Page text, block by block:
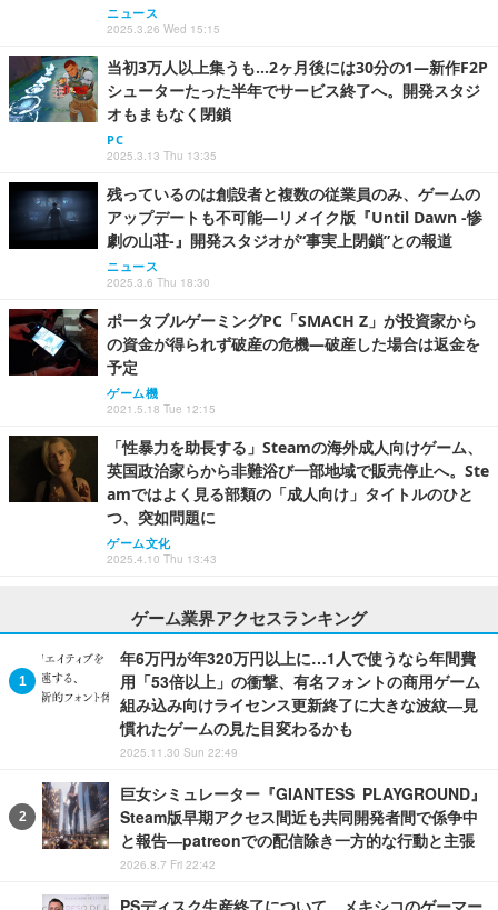
ニュース
2025.3.26 Wed 15:15
当初3万人以上集うも…2ヶ月後には30分の1―新作F2P
シューターたった半年でサービス終了へ。開発スタジ
オもまもなく閉鎖
PC
2025.3.13 Thu 13:35
残っているのは創設者と複数の従業員のみ、ゲームの
アップデートも不可能―リメイク版『Until Dawn -惨
劇の山荘-』開発スタジオが“事実上閉鎖”との報道
ニュース
2025.3.6 Thu 18:30
ポータブルゲーミングPC「SMACH Z」が投資家から
の資金が得られず破産の危機―破産した場合は返金を
予定
ゲーム機
2021.5.18 Tue 12:15
「性暴力を助長する」Steamの海外成人向けゲーム、
英国政治家らから非難浴び一部地域で販売停止へ。Ste
amではよく見る部類の「成人向け」タイトルのひと
つ、突如問題に
ゲーム文化
2025.4.10 Thu 13:43
ゲーム業界アクセスランキング
年6万円が年320万円以上に…1人で使うなら年間費
用「53倍以上」の衝撃、有名フォントの商用ゲーム
組み込み向けライセンス更新終了に大きな波紋―見
慣れたゲームの見た目変わるかも
2025.11.30 Sun 22:49
巨女シミュレーター『GIANTESS PLAYGROUND』
Steam版早期アクセス間近も共同開発者間で係争中
と報告―patreonでの配信除き一方的な行動と主張
2026.8.7 Fri 22:42
PSディスク生産終了について、メキシコのゲーマー